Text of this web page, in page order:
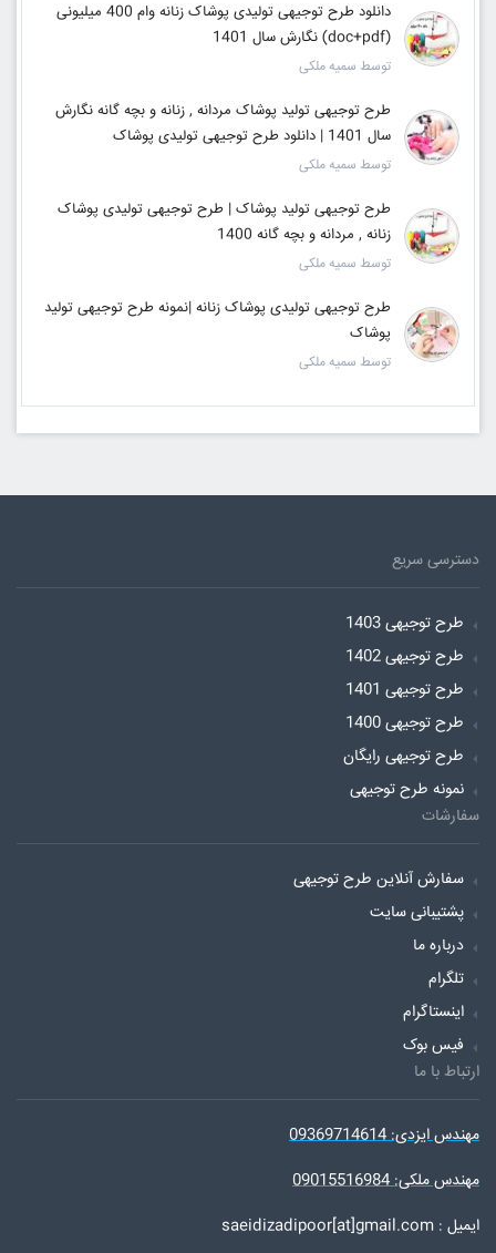
دانلود طرح توجیهی تولیدی پوشاک زنانه وام 400 میلیونی
(doc+pdf) نگارش سال 1401
توسط سمیه ملکی
طرح توجیهی تولید پوشاک مردانه , زنانه و بچه گانه نگارش
سال 1401 | دانلود طرح توجیهی تولیدی پوشاک
توسط سمیه ملکی
طرح توجیهی تولید پوشاک | طرح توجیهی تولیدی پوشاک
زنانه , مردانه و بچه گانه 1400
توسط سمیه ملکی
طرح توجیهی تولیدی پوشاک زنانه |نمونه طرح توجیهی تولید
پوشاک
توسط سمیه ملکی
دسترسی سریع
طرح توجیهی 1403
طرح توجیهی 1402
طرح توجیهی 1401
طرح توجیهی 1400
طرح توجیهی رایگان
نمونه طرح توجیهی
سفارشات
سفارش آنلاین طرح توجیهی
پشتیبانی سایت
درباره ما
تلگرام
اینستاگرام
فیس بوک
ارتباط با ما
مهندس ایزدی: 09369714614
مهندس ملکی: 09015516984
ایمیل : saeidizadipoor[at]gmail.com